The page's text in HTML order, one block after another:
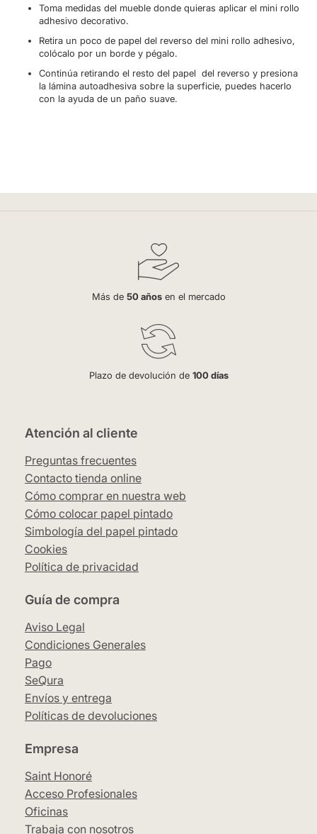
Toma medidas del mueble donde quieras aplicar el mini rollo
adhesivo decorativo.
Retira un poco de papel del reverso del mini rollo adhesivo,
colócalo por un borde y pégalo.
Continúa retirando el resto del papel del reverso y presiona
la lámina autoadhesiva sobre la superficie, puedes hacerlo
con la ayuda de un paño suave.
Más de 50 añosen el mercado
Plazo de devolución de 100 días
Atención al cliente
Preguntas frecuentes
Contacto tienda online
Cómo comprar en nuestra web
Cómo colocar papel pintado
Simbología del papel pintado
Cookies
Política de privacidad
Guía de compra
Aviso Legal
Condiciones Generales
Pago
SeQura
Envíos y entrega
Políticas de devoluciones
Empresa
Saint Honoré
Acceso Profesionales
Oficinas
Trabaja con nosotros